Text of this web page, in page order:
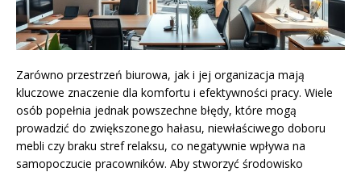
Zarówno przestrzeń biurowa, jak i jej organizacja mają
kluczowe znaczenie dla komfortu i efektywności pracy. Wiele
osób popełnia jednak powszechne błędy, które mogą
prowadzić do zwiększonego hałasu, niewłaściwego doboru
mebli czy braku stref relaksu, co negatywnie wpływa na
samopoczucie pracowników. Aby stworzyć środowisko